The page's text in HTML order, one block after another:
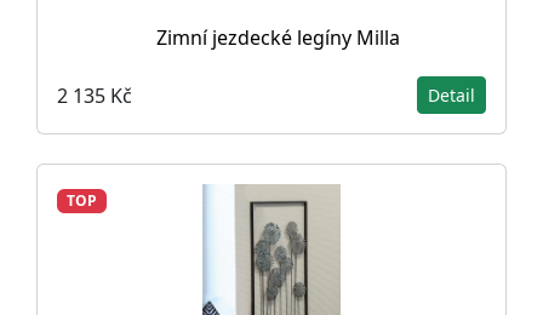
Zimní jezdecké legíny Milla
2 135 Kč Detail
TOP